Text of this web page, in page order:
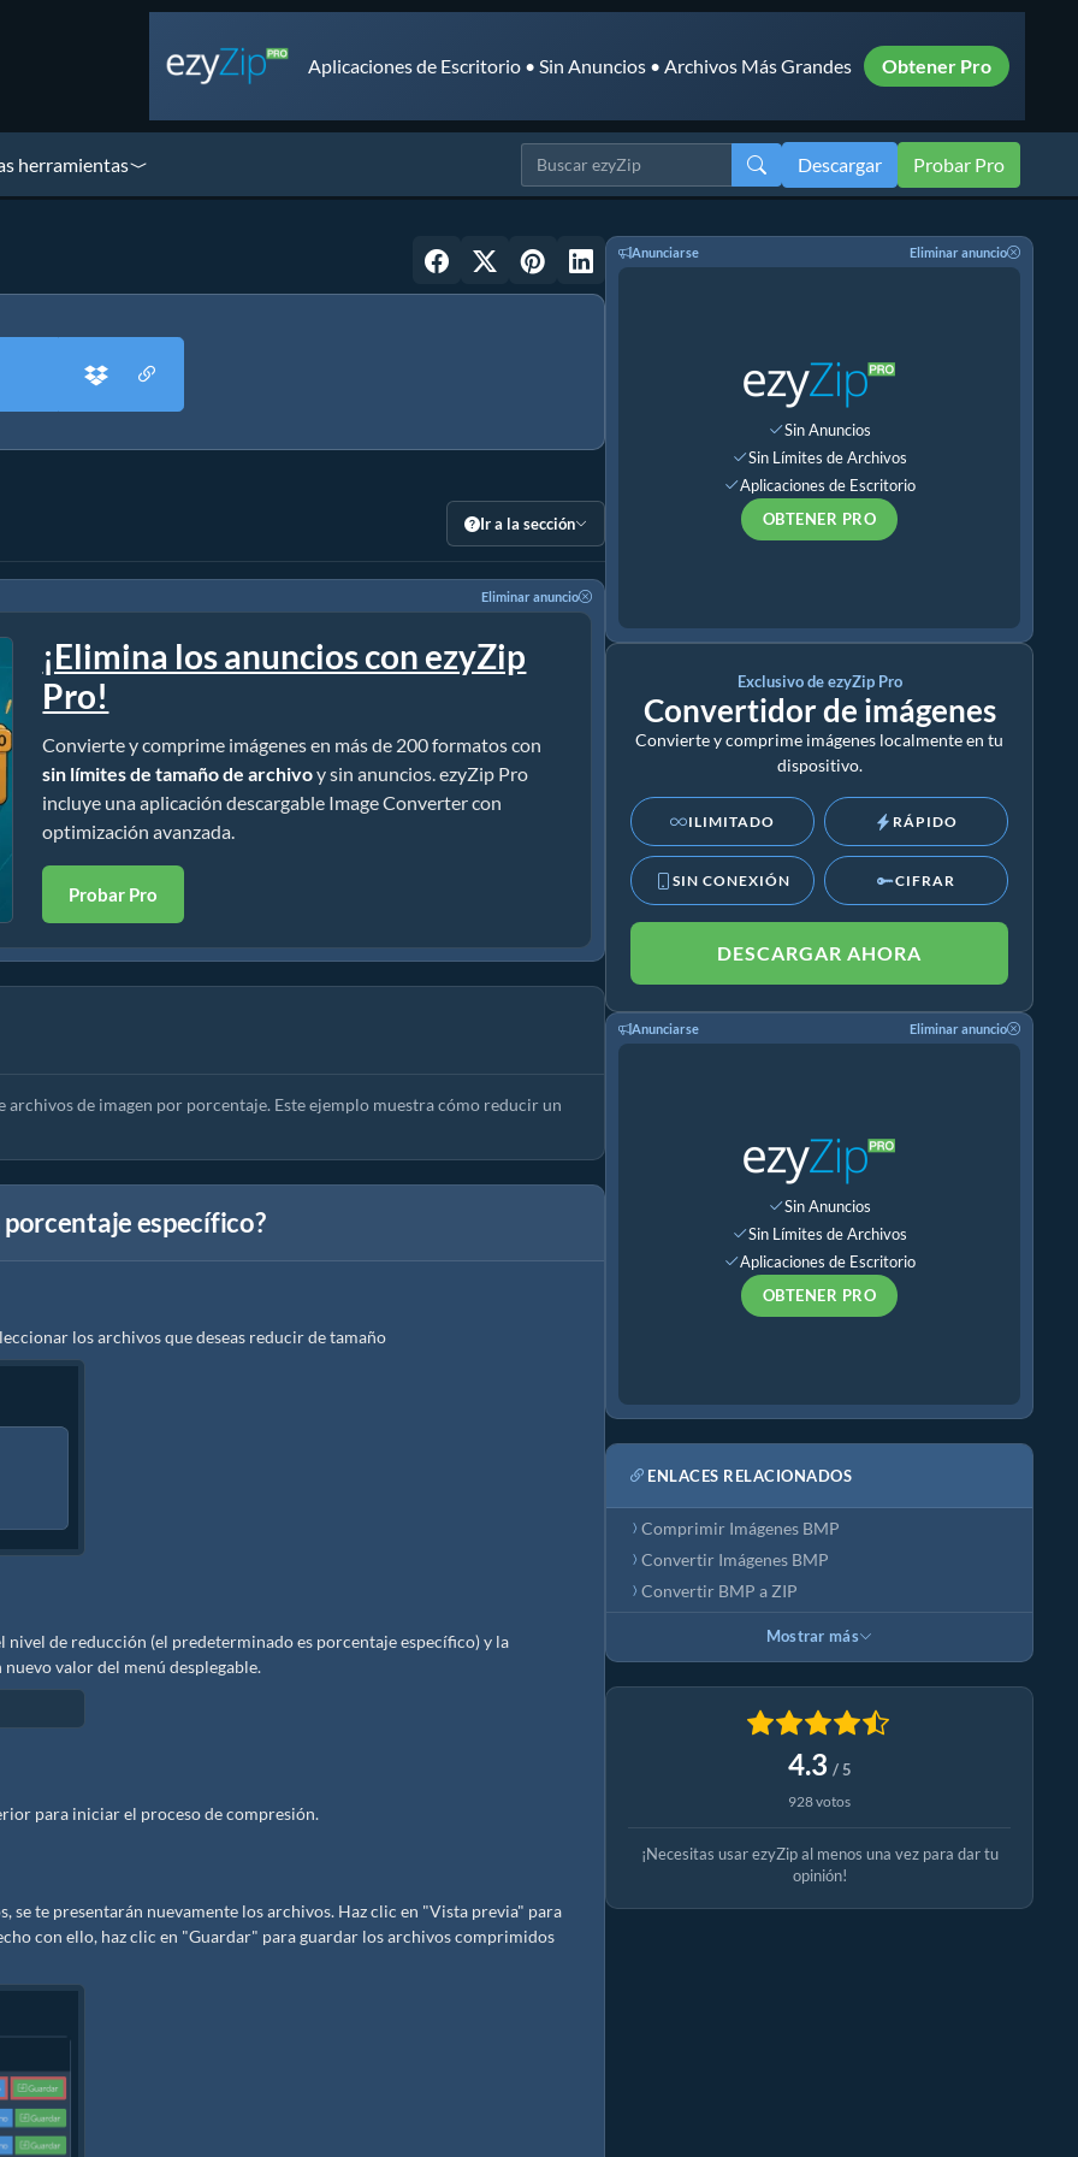
Aplicaciones de Escritorio • Sin Anuncios • Archivos Más Grandes Obtener Pro
herramientas Descargar Probar Pro
Ir a la sección
Eliminar anuncio
¡Elimina los anuncios con ezyZip
Pro!
Convierte y comprime imágenes en más de 200 formatos con
sin límites de tamaño de archivoy sin anuncios. ezyZip Pro
incluye una aplicación descargable Image Converter con
optimización avanzada.
Probar Pro
de imagen por porcentaje. Este ejemplo muestra cómo reducir un
específico?
los archivos que deseas reducir de tamaño
nivel de reducción (el predeterminado es porcentaje específico) y la
valor del menú desplegable.
para iniciar el proceso de compresión.
se te presentarán nuevamente los archivos. Haz clic en "Vista previa" para
con ello, haz clic en "Guardar" para guardar los archivos comprimidos
Anunciarse Eliminar anuncio
Sin Anuncios
Sin Límites de Archivos
Aplicaciones de Escritorio
OBTENER PRO
Exclusivo de ezyZip Pro
Convertidor de imágenes
Convierte y comprime imágenes localmente en tu
dispositivo.
ILIMITADO RÁPIDO
SIN CONEXIÓN CIFRAR
DESCARGAR AHORA
Anunciarse Eliminar anuncio
Sin Anuncios
Sin Límites de Archivos
Aplicaciones de Escritorio
OBTENER PRO
ENLACES RELACIONADOS
Comprimir Imágenes BMP
Convertir Imágenes BMP
Convertir BMP a ZIP
Mostrar más
4.3 / 5
928 votos
¡Necesitas usar ezyZip al menos una vez para dar tu
opinión!